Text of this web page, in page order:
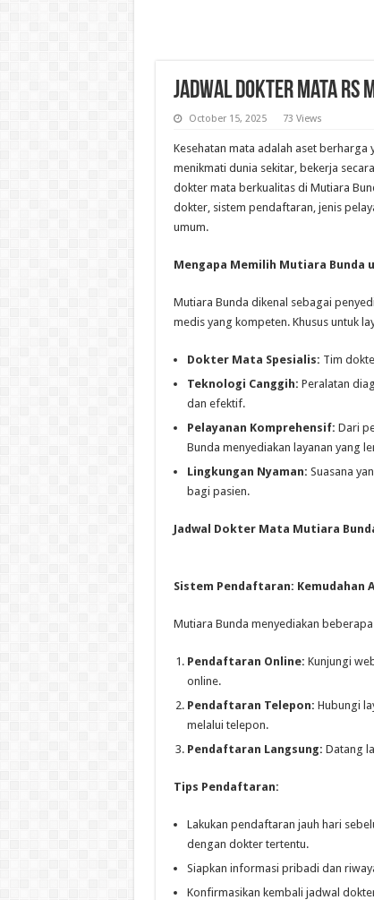
Jadwal Dokter Mata RS
October 15, 2025 73 Views
Kesehatan mata adalah aset berharga
menikmati dunia sekitar, bekerja
dokter mata berkualitas di Mutiara
dokter, sistem pendaftaran, jenis
umum.
Mengapa Memilih Mutiara Bunda
Mutiara Bunda dikenal sebagai
medis yang kompeten. Khusus untuk
Dokter Mata Spesialis: Tim
Teknologi Canggih: Peralatan
dan efektif.
Pelayanan Komprehensif: Dari
Bunda menyediakan layanan yang
Lingkungan Nyaman: Suasana
bagi pasien.
Jadwal Dokter Mata Mutiara
Sistem Pendaftaran: Kemudahan
Mutiara Bunda menyediakan
Pendaftaran Online: Kunjungi
online.
Pendaftaran Telepon: Hubungi
melalui telepon.
Pendaftaran Langsung: Datang
Tips Pendaftaran:
Lakukan pendaftaran jauh hari
dengan dokter tertentu.
Siapkan informasi pribadi dan
Konfirmasikan kembali jadwal